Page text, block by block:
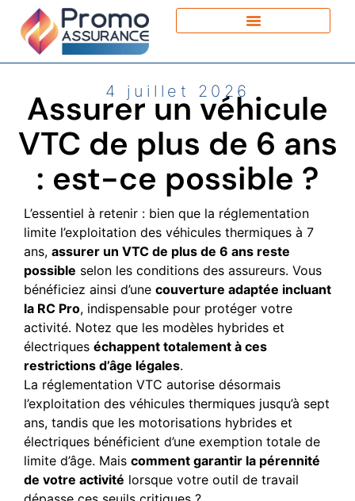
4 juillet 2026
Assurer un véhicule
VTC de plus de 6 ans
: est-ce possible ?
L’essentiel à retenir : bien que la réglementation
limite l’exploitation des véhicules thermiques à 7
ans, assurer un VTC de plus de 6 ans reste
possible selon les conditions des assureurs. Vous
bénéficiez ainsi d’une couverture adaptée incluant
la RC Pro, indispensable pour protéger votre
activité. Notez que les modèles hybrides et
électriques échappent totalement à ces
restrictions d’âge légales.
La réglementation VTC autorise désormais
l’exploitation des véhicules thermiques jusqu’à sept
ans, tandis que les motorisations hybrides et
électriques bénéficient d’une exemption totale de
limite d’âge. Mais comment garantir la pérennité
de votre activité lorsque votre outil de travail